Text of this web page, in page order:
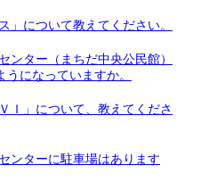
について教えてください。
ター（まちだ中央公民館）
になっていますか。
」について、教えてくださ
ターに駐車場はあります